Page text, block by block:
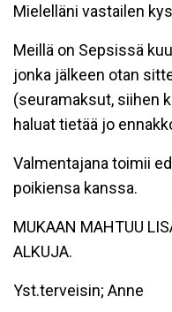
Mielelläni vastailen
Meillä on Sepsissä
jonka jälkeen otan
(seuramaksut, siihen
haluat tietää jo
Valmentajana toimii
poikiensa kanssa.
MUKAAN MAHTUU
ALKUJA.
Yst.terveisin; Anne